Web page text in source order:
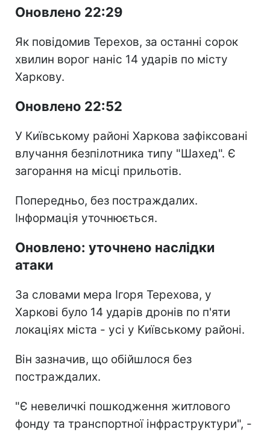
Оновлено 22:29
Як повідомив Терехов, за останні сорок
хвилин ворог наніс 14 ударів по місту
Харкову.
Оновлено 22:52
У Київському районі Харкова зафіксовані
влучання безпілотника типу "Шахед". Є
загорання на місці прильотів.
Попередньо, без постраждалих.
Інформація уточнюється.
Оновлено: уточнено наслідки
атаки
За словами мера Ігоря Терехова, у
Харкові було 14 ударів дронів по п'яти
локаціях міста - усі у Київському районі.
Він зазначив, що обійшлося без
постраждалих.
"Є невеличкі пошкодження житлового
фонду та транспортної інфраструктури", -